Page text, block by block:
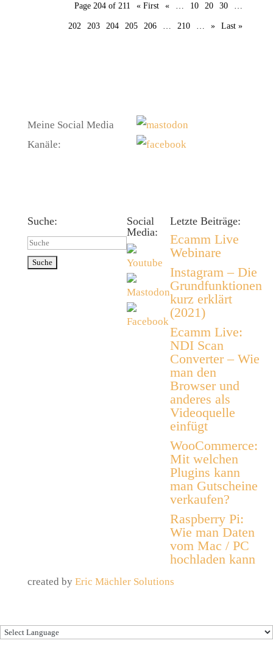
Page 204 of 211 « First « 10 20 30
202 203 204 205 206 210 » Last »
Meine Social Media
Kanäle:
Suche:
Suchen
nach:
Social
Media:
Letzte Beiträge:
Ecamm Live
Webinare
Instagram – Die
Grundfunktionen
kurz erklärt
(2021)
Ecamm Live:
NDI Scan
Converter – Wie
man den
Browser und
anderes als
Videoquelle
einfügt
WooCommerce:
Mit welchen
Plugins kann
man Gutscheine
verkaufen?
Raspberry Pi:
Wie man Daten
vom Mac / PC
hochladen kann
created by Eric Mächler Solutions